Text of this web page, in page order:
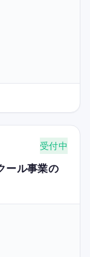
受付中
ール事業の